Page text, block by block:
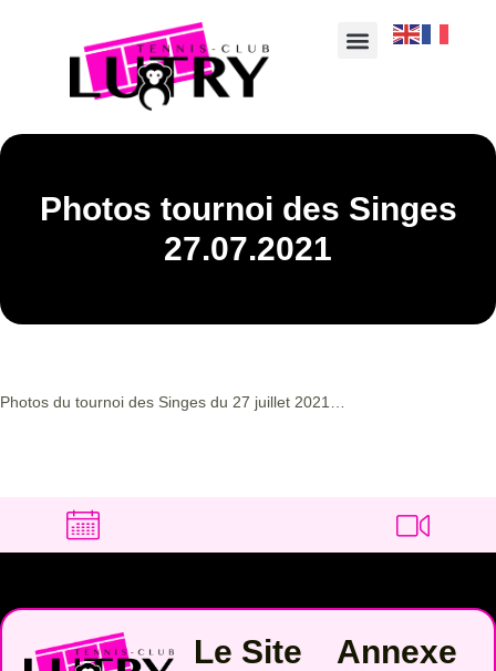
Photos tournoi des Singes
27.07.2021
Photos du tournoi des Singes du 27 juillet 2021…
Le Site
Annexe